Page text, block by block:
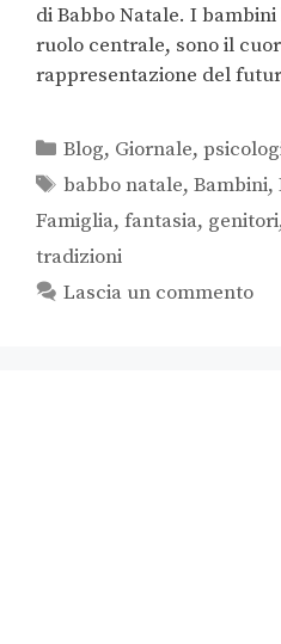
di Babbo Natale. I
ruolo centrale, sono il
rappresentazione del
Blog, Giornale,
babbo natale,Bambini,
Famiglia, fantasia, genitori
tradizioni
Lascia un commento